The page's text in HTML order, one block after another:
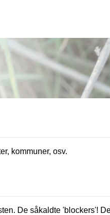
kommuner, osv.
De såkaldte 'blockers'!